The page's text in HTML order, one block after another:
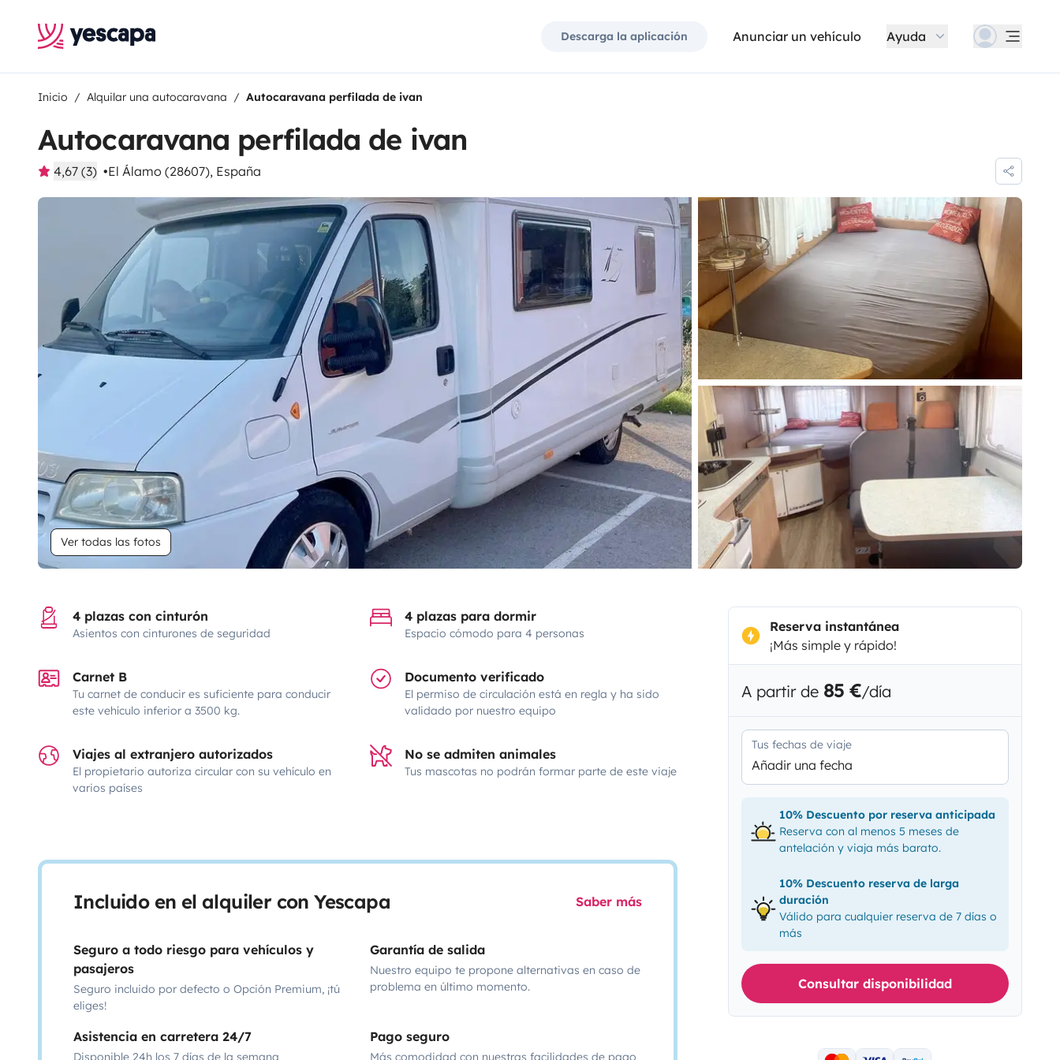
Descarga la aplicación Anunciar un vehículo Ayuda
Inicio Alquilar una autocaravana Autocaravana perfilada de ivan
Autocaravana perfilada de ivan
4,67 (3) El Álamo (28607), España
Ver todas las fotos
4 plazas con cinturón
Asientos con cinturones de seguridad
4 plazas para dormir
Espacio cómodo para 4 personas
Carnet B
Tu carnet de conducir es suficiente para conducir
este vehículo inferior a 3500 kg.
Documento verificado
El permiso de circulación está en regla y ha sido
validado por nuestro equipo
Viajes al extranjero autorizados
El propietario autoriza circular con su vehículo en
varios países
No se admiten animales
Tus mascotas no podrán formar parte de este viaje
Incluido en el alquiler con Yescapa Saber más
Seguro a todo riesgo para vehículos y
pasajeros
Seguro incluido por defecto o Opción Premium, ¡tú
eliges!
Garantía de salida
Nuestro equipo te propone alternativas en caso de
problema en último momento.
Asistencia en carretera 24/7
Disponible 24h los 7 días de la semana
Pago seguro
Más comodidad con nuestras facilidades de pago
Reserva instantánea
¡Más simple y rápido!
A partir de 85 €/día
Tus fechas de viaje
Añadir una fecha
10% Descuento por reserva anticipada
Reserva con al menos 5 meses de
antelación y viaja más barato.
10% Descuento reserva de larga
duración
Válido para cualquier reserva de 7 días o
más
Consultar disponibilidad